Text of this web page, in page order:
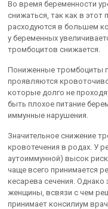
Во время беременности
снижаться, так как в
расходуются в большем
у беременных
тромбоцитов снижается.
Пониженные тромбоциты
проявляются
которые долго не
быть плохое питание
иммунные нарушения.
Значительное снижение
кровотечения в родах. У
аутоиммунной) высок
чаще всего принимается
кесарева сечения. Однако
женщины, всвязи с чем
принимает консилиум